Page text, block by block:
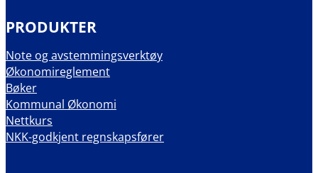
PRODUKTER
Note og avstemmingsverktøy
Økonomireglement
Bøker
Kommunal Økonomi
Nettkurs
NKK-godkjent regnskapsfører